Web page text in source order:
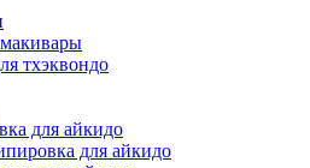
тхэквондо
для айкидо
для айкидо